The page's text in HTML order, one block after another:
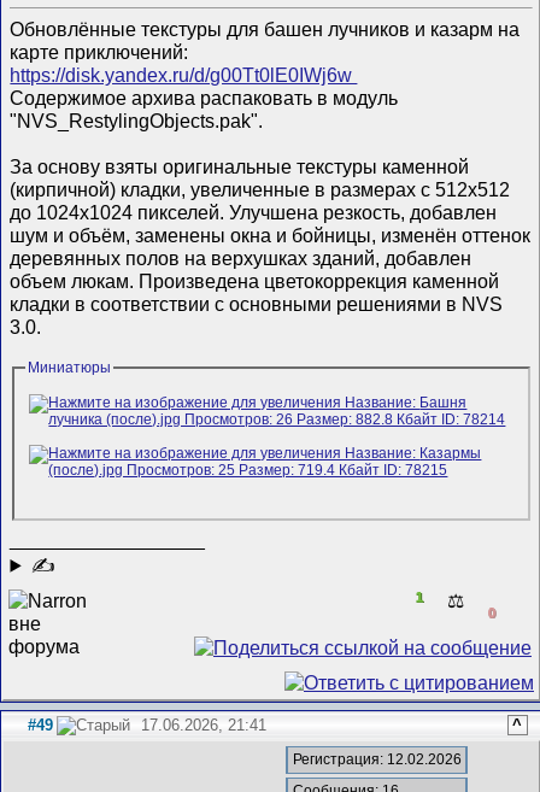
Обновлённые текстуры для башен лучников и казарм на
карте приключений:
https://disk.yandex.ru/d/g00Tt0lE0IWj6w
Содержимое архива распаковать в модуль
"NVS_RestylingObjects.pak".
За основу взяты оригинальные текстуры каменной
(кирпичной) кладки, увеличенные в размерах с 512х512
до 1024х1024 пикселей. Улучшена резкость, добавлен
шум и объём, заменены окна и бойницы, изменён оттенок
деревянных полов на верхушках зданий, добавлен
объем люкам. Произведена цветокоррекция каменной
кладки в соответствии с основными решениями в NVS
3.0.
Миниатюры
✍
1 ⚖️
0
#49 17.06.2026, 21:41 ^
Регистрация: 12.02.2026